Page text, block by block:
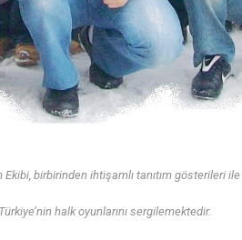
birbirinden ihtişamlı tanıtım gösterileri
halk oyunlarını sergilemektedir.